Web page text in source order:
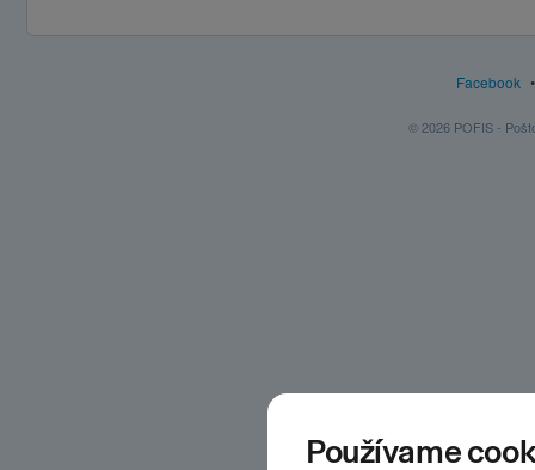
Facebook
© 2026 POFIS -